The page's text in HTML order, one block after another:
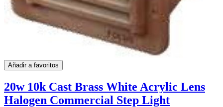
Añadir a favoritos
20w 10k Cast Brass White Acrylic Lens
Halogen Commercial Step Light